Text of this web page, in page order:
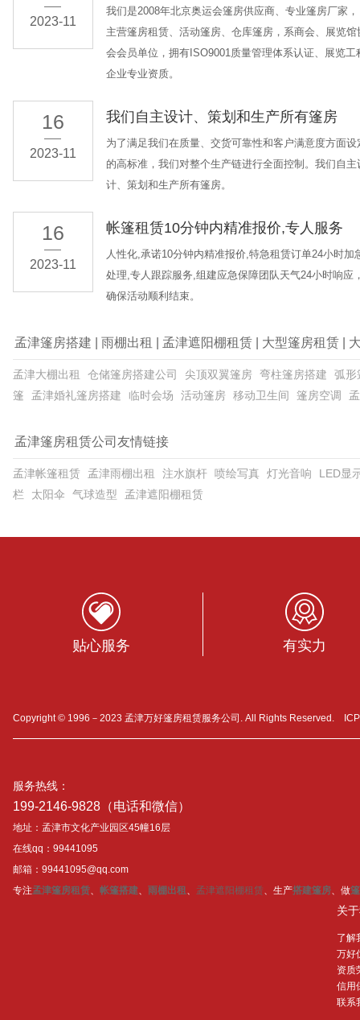
2023-11
我们是2008年北京奥运会篷房供应商、专业篷房厂家，
主营篷房租赁、活动篷房、仓库篷房，系商会、展览馆
会会员单位，拥有ISO9001质量管理体系认证、展览工
企业专业资质。
16
2023-11
我们自主设计、策划和生产所有篷房
为了满足我们在质量、交货可靠性和客户满意度方面设
的高标准，我们对整个生产链进行全面控制。我们自主
计、策划和生产所有篷房。
16
2023-11
帐篷租赁10分钟内精准报价,专人服务
人性化,承诺10分钟内精准报价,特急租赁订单24小时加
处理,专人跟踪服务,组建应急保障团队天气24小时响应
确保活动顺利结束。
孟津篷房搭建 雨棚出租 孟津遮阳棚租赁| 大型篷房租赁|
孟津大棚出租 仓储篷房搭建公司 尖顶双翼篷房 弯柱篷房搭建
弧形
篷
孟津婚礼篷房搭建 临时会场 活动篷房 移动卫生间 篷房空调
孟津篷房租赁公司友情链接
孟津帐篷租赁 孟津雨棚出租 注水旗杆 喷绘写真 灯光音响
LED显
栏
太阳伞 气球造型 孟津遮阳棚租赁
贴心服务 有实力
Copyright © 1996－2023 孟津万好篷房租赁服务公司. All Rights Reserved.
服务热线：
199-2146-9828（电话和微信）
地址：孟津市文化产业园区45幢16层
在线qq：99441095
邮箱：99441095@qq.com
专注孟津篷房租赁、 帐篷搭建、 雨棚出租 、 孟津遮阳棚租赁、生产搭建篷房、做
关
了解
万好
资质
信用
联系